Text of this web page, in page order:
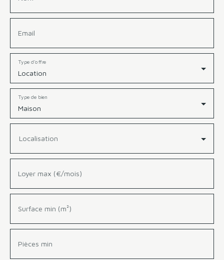
Email
Location
Type d'offre
Maison
Type de bien
Localisation
Loyer max (€/mois)
Surface min (m²)
Pièces min